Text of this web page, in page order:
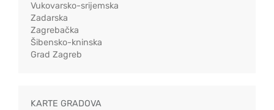
Vukovarsko-srijemska
Zadarska
Zagrebačka
Šibensko-kninska
Grad Zagreb
KARTE GRADOVA